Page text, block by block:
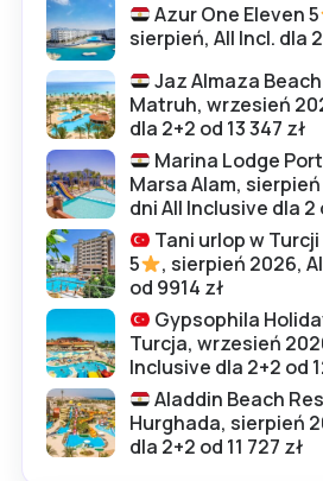
Azur One Eleven 5
sierpień, All Incl. dla
Jaz Almaza Beach
Matruh, wrzesień
dla 2+2 od 13 347 zł
Marina Lodge
Marsa Alam,
dni All Inclusive dla 2
Tani urlop w
5
, sierpień 2026,
od 9914 zł
Gypsophila
Turcja, wrzesień
Inclusive dla 2+2 od
Aladdin Beach
Hurghada, sierpień
dla 2+2 od 11 727 zł